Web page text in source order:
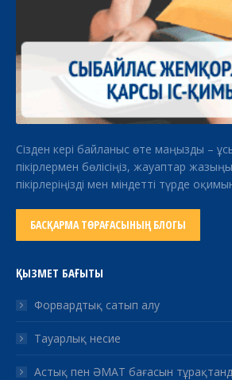
Сізден кері байланыс өте маңызды –
пікірлермен бөлісіңіз, жауаптар
пікірлеріңізді мен міндетті түрде
БАСҚАРМА ТӨРАҒАСЫНЫҢ БЛОГЫ
ҚЫЗМЕТ БАҒЫТЫ
Форвардтық сатып алу
Тауарлық несие
Астық пен ӘМАТ бағасын